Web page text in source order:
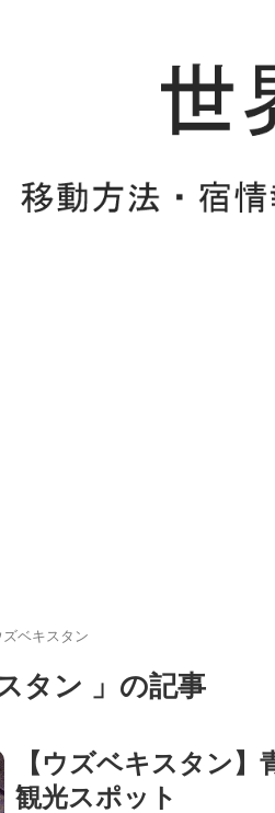
ズベキスタン
タン 」の記事
【ウズベキスタン
観光スポット